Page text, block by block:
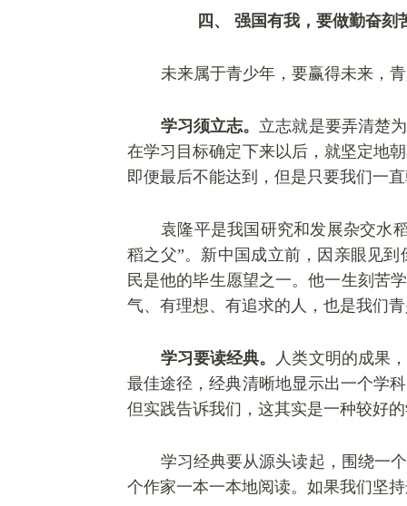
四、 强国有我，要做勤奋刻
未来属于青少年，要赢得未来，
学习须立志。 立志就是要弄清楚
在学习目标确定下来以后，就坚定地
即便最后不能达到，但是只要我们一
袁隆平是我国研究和发展杂交水
稻之父”。新中国成立前，因亲眼见
民是他的毕生愿望之一。他一生刻苦
气、有理想、有追求的人，也是我们
学习要读经典。
人类文明的成果
最佳途径，经典清晰地显示出一个学
但实践告诉我们，这其实是一种较好
学习经典要从源头读起，围绕一
个作家一本一本地阅读。如果我们坚